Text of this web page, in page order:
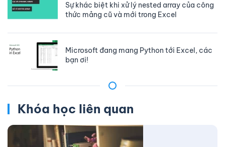
Sự khác biệt khi xử lý nested array của công
thức mảng cũ và mới trong Excel
Microsoft đang mang Python tới Excel, các
bạn ơi!
Khóa học liên quan